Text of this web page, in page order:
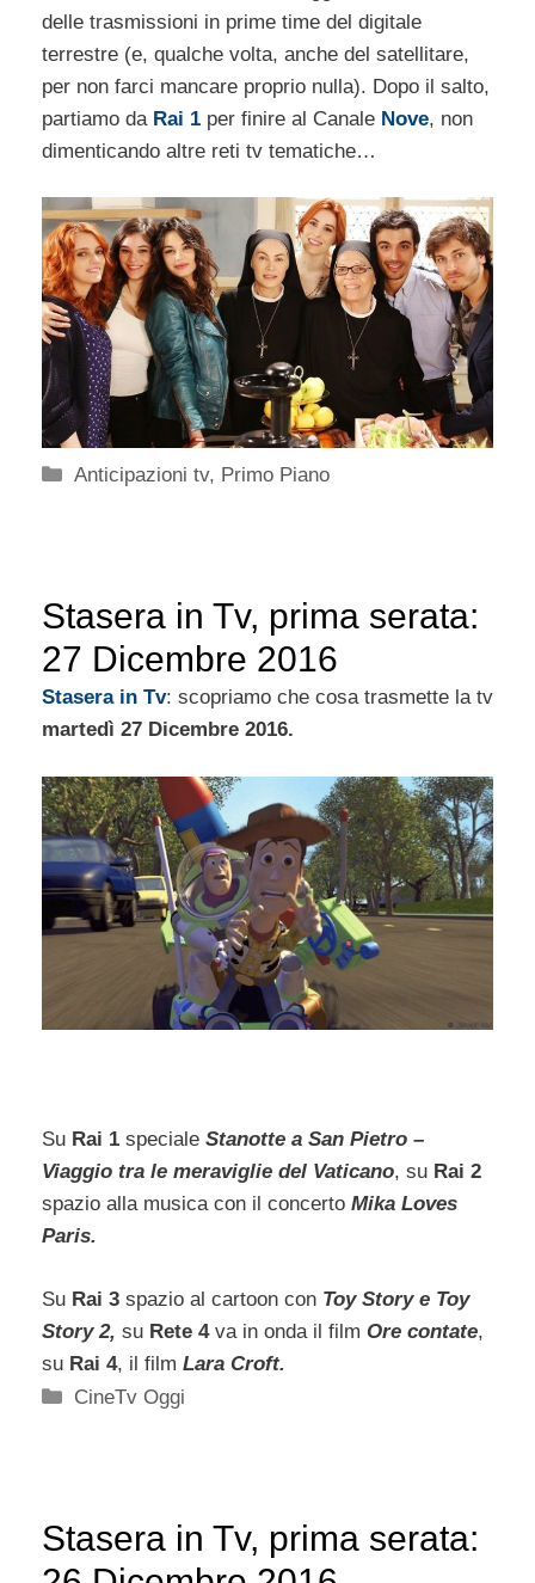
delle trasmissioni in prime time del digitale
terrestre (e, qualche volta, anche del satellitare,
per non farci mancare proprio nulla). Dopo il salto,
partiamo da Rai 1 per finire al Canale Nove, non
dimenticando altre reti tv tematiche…
Categorie
Anticipazioni tv, Primo Piano
Stasera in Tv, prima serata:
27 Dicembre 2016
Staserain Tv: scopriamo che cosa trasmette la tv
martedì 27 Dicembre 2016.
Su Rai 1 speciale Stanotte a San Pietro –
Viaggio tra le meraviglie del Vaticano, su Rai 2
spazio alla musica con il concerto Mika Loves
Paris.
Su Rai 3 spazio al cartoon con Toy Story e Toy
Story 2, su Rete 4va in onda il film Ore contate,
su Rai 4, il film Lara Croft.
Categorie
CineTv Oggi
Stasera in Tv, prima serata: